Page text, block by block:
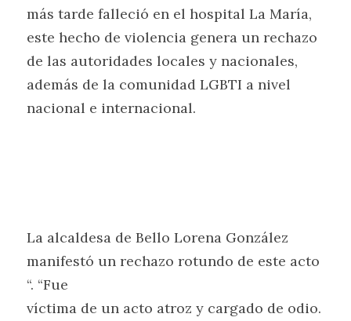
más tarde falleció en el hospital La María,
este hecho de violencia genera un rechazo
de las autoridades locales y nacionales,
además de la comunidad LGBTI a nivel
nacional e internacional.
La alcaldesa de Bello Lorena González
manifestó un rechazo rotundo de este acto
“. “Fue
víctima de un acto atroz y cargado de odio.